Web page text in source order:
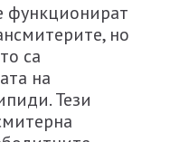
функционират
но
са
на
Тези